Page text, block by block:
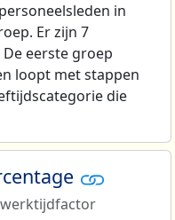
in
Er zijn 7
eerste groep
loopt met stappen
die